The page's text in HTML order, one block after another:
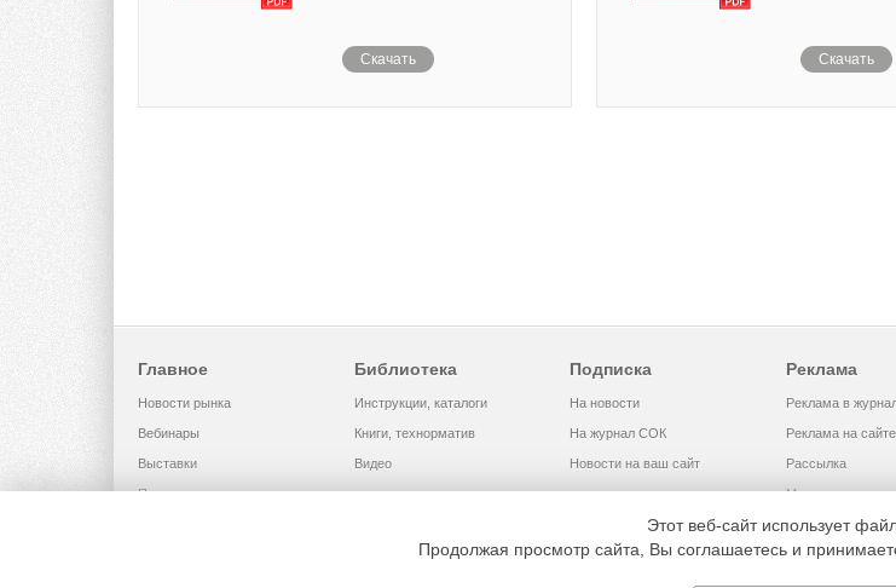
Скачать Скачать
Главное
Новости рынка
Вебинары
Выставки
Помощь
Библиотека
Инструкции, каталоги
Книги, технорматив
Видео
Подписка
На новости
На журнал СОК
Новости на ваш сайт
Реклама
Реклама в
Реклама на сайте
Рассылка
Медиакит
Этот веб-сайт использует
Продолжая просмотр сайта, Вы соглашаетесь и